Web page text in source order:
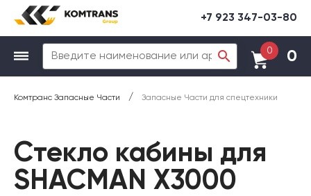
+7 923 347-03-80
0 0
Комтранс Запасные Части / Запасные Части для спецтехники
Стекло кабины для
SHACMAN X3000